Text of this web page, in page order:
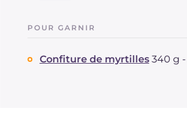
POUR GARNIR
Confiture de myrtilles 340 g -